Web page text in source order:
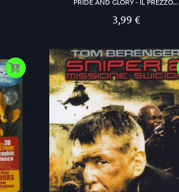
PRIDE AND GLORY - IL PREZZO...
Prezzo
3,99 €